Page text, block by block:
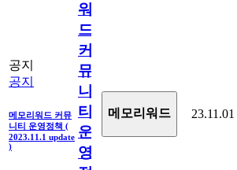
공지
공지
메모리워드 커뮤
니티 운영정책 (
2023.11.1 update
)
워
드
커
뮤
니
티
운
영
메모리워드 23.11.01